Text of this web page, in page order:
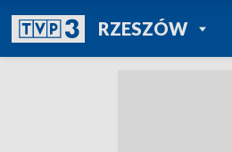
RZESZÓWPOWRÓT DO
TVP REGIONY